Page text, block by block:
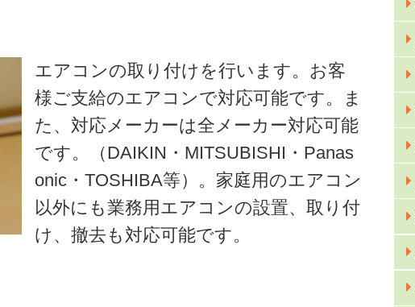
エアコンの取り付けを行います。お客
様ご支給のエアコンで対応可能です。ま
た、対応メーカーは全メーカー対応可能
です。（DAIKIN・MITSUBISHI・Panas
onic・TOSHIBA等）。家庭用のエアコン
以外にも業務用エアコンの設置、取り付
け、撤去も対応可能です。